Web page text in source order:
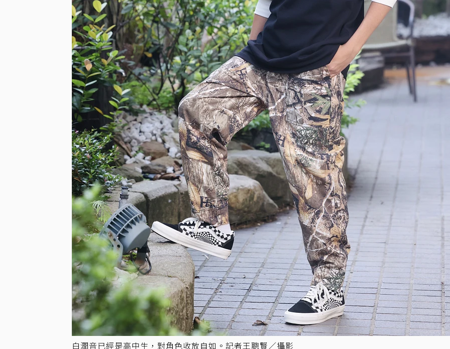
白潤音已經是高中生，對角色收放自如。記者王聰賢／攝影